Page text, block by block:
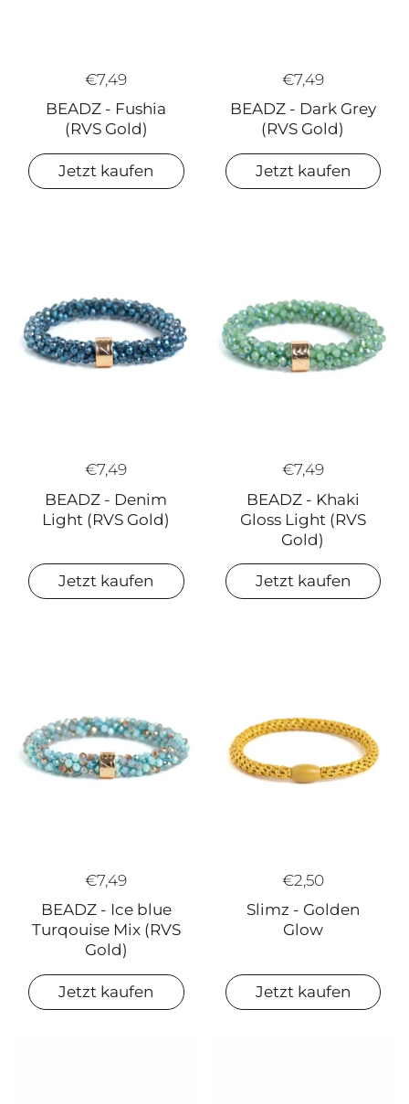
€7,49
BEADZ - Fushia
(RVS Gold)
Jetzt kaufen
€7,49
BEADZ - Dark Grey
(RVS Gold)
Jetzt kaufen
€7,49
BEADZ - Denim
Light (RVS Gold)
Jetzt kaufen
€7,49
BEADZ - Khaki
Gloss Light (RVS
Gold)
Jetzt kaufen
€7,49
BEADZ - Ice blue
Turqouise Mix (RVS
Gold)
Jetzt kaufen
€2,50
Slimz - Golden
Glow
Jetzt kaufen